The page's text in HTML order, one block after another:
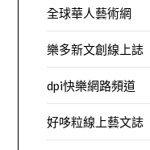
全球華人藝術網
樂多新文創線上誌
dpi快樂網路頻道
好哆粒線上藝文誌